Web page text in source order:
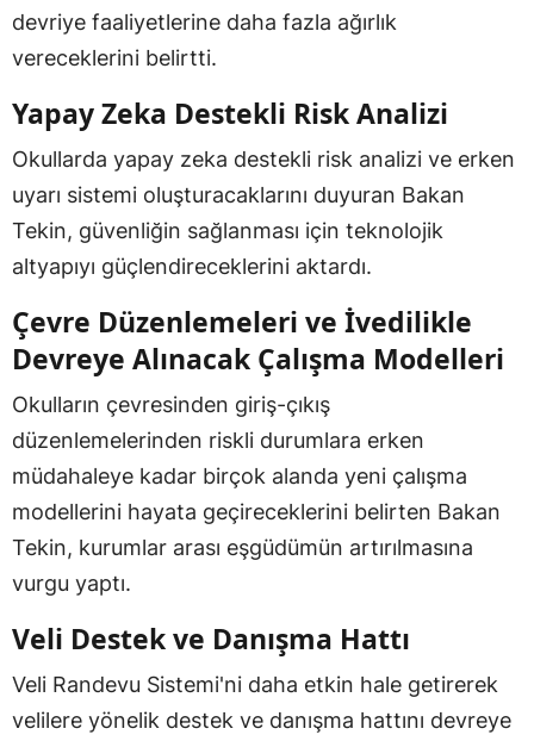
devriye faaliyetlerine daha fazla ağırlık
vereceklerini belirtti.
Yapay Zeka Destekli Risk Analizi
Okullarda yapay zeka destekli risk analizi ve erken
uyarı sistemi oluşturacaklarını duyuran Bakan
Tekin, güvenliğin sağlanması için teknolojik
altyapıyı güçlendireceklerini aktardı.
Çevre Düzenlemeleri ve İvedilikle
Devreye Alınacak Çalışma Modelleri
Okulların çevresinden giriş-çıkış
düzenlemelerinden riskli durumlara erken
müdahaleye kadar birçok alanda yeni çalışma
modellerini hayata geçireceklerini belirten Bakan
Tekin, kurumlar arası eşgüdümün artırılmasına
vurgu yaptı.
Veli Destek ve Danışma Hattı
Veli Randevu Sistemi'ni daha etkin hale getirerek
velilere yönelik destek ve danışma hattını devreye